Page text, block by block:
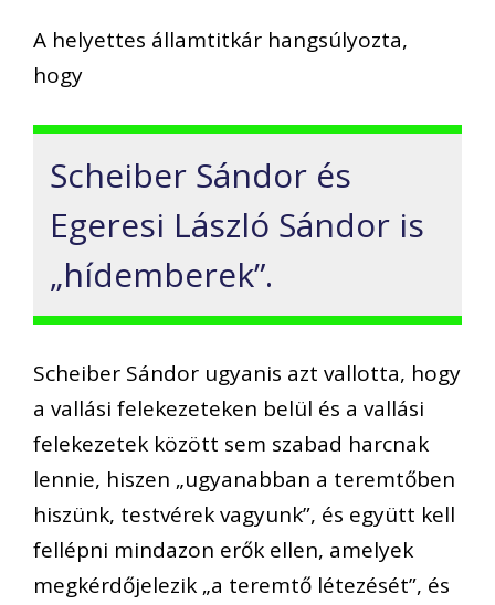
A helyettes államtitkár hangsúlyozta,
hogy
Scheiber Sándor és
Egeresi László Sándor is
„hídemberek”.
Scheiber Sándor ugyanis azt vallotta, hogy
a vallási felekezeteken belül és a vallási
felekezetek között sem szabad harcnak
lennie, hiszen „ugyanabban a teremtőben
hiszünk, testvérek vagyunk”, és együtt kell
fellépni mindazon erők ellen, amelyek
megkérdőjelezik „a teremtő létezését”, és